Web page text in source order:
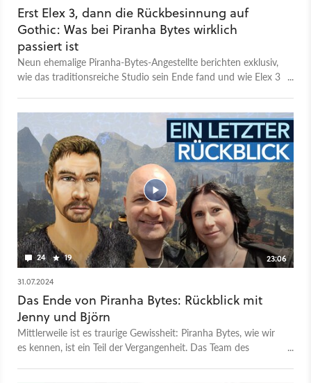
spielen, sowie neue Seiten unserer Teammitglieder. Falls ihr
Themenwünsche habt, dann schreibt sie gerne in die
Kommentare!
Erst Elex 3, dann die Rückbesinnung auf
Gothic: Was bei Piranha Bytes wirklich
passiert ist
Neun ehemalige Piranha-Bytes-Angestellte berichten exklusiv,
wie das traditionsreiche Studio sein Ende fand und wie Elex 3
24 19
23:06
31.07.2024
Das Ende von Piranha Bytes: Rückblick mit
Jenny und Björn
Mittlerweile ist es traurige Gewissheit: Piranha Bytes, wie wir
es kennen, ist ein Teil der Vergangenheit. Das Team des